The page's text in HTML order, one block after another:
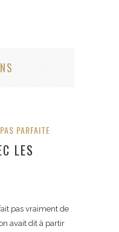
PARFAITE
LES
pas vraiment de
avait dit à partir